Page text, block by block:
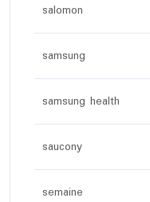
salomon
samsung
samsung health
saucony
semaine